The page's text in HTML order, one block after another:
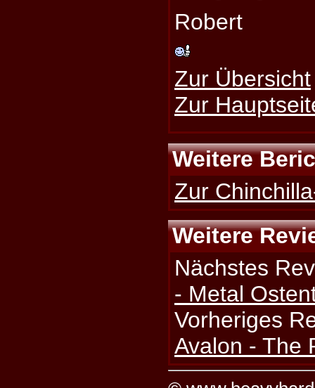
Robert
Zur Übersicht
Zur
Weitere
Zur
Weitere
Nächstes
- Metal
Vorheriges
Avalon - The